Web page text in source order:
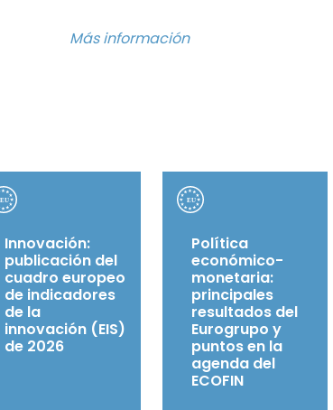
Más información
Innovación:
publicación del
cuadro europeo
de indicadores
de la
innovación (EIS)
de 2026
Política
económico-
monetaria:
principales
resultados del
Eurogrupo y
puntos en la
agenda del
ECOFIN